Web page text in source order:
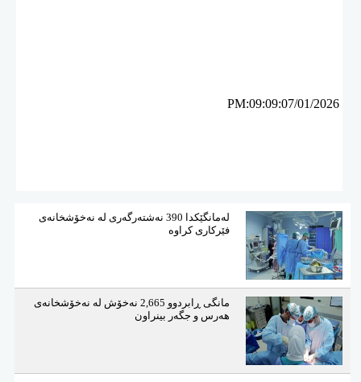
PM:09:09:07/01/2026
لەمانگێكدا 390 نەشتەرگەری لە نەخۆشخانەی
فێركاری كراوە
مانگی ڕابردوو 2,665 نەخۆش لە نەخۆشخانەی
هەرس و جگەر بینراون